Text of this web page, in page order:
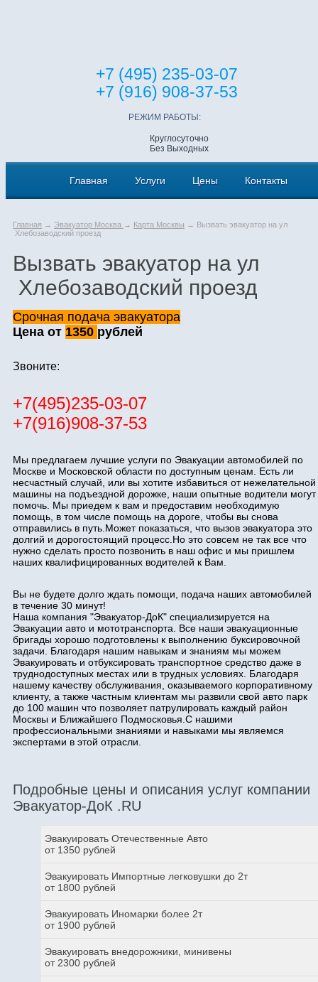
+7 (495) 235-03-07
+7 (916) 908-37-53
РЕЖИМ РАБОТЫ:
Круглосуточно
Без Выходных
Главная Услуги Цены Контакты
Главная → Эвакуатор Москва → Карта Москвы → Вызвать эвакуатор на ул
Хлебозаводский проезд
Вызвать эвакуатор на ул
Хлебозаводский проезд
Срочная подача эвакуатора
Цена от 1350 рублей
Звоните:
+7(495)235-03-07
+7(916)908-37-53
Мы предлагаем лучшие услуги по Эвакуации автомобилей по
Москве и Московской области по доступным ценам. Есть ли
несчастный случай, или вы хотите избавиться от нежелательной
машины на подъездной дорожке, наши опытные водители могут
помочь. Мы приедем к вам и предоставим необходимую
помощь, в том числе помощь на дороге, чтобы вы снова
отправились в путь.Может показаться, что вызов эвакуатора это
долгий и дорогостоящий процесс.Но это совсем не так все что
нужно сделать просто позвонить в наш офис и мы пришлем
наших квалифицированных водителей к Вам.
Вы не будете долго ждать помощи, подача наших автомобилей
в течение 30 минут!
Наша компания "Эвакуатор-ДоК" специализируется на
Эвакуации авто и мототранспорта. Все наши эвакуационные
бригады хорошо подготовлены к выполнению буксировочной
задачи. Благодаря нашим навыкам и знаниям мы можем
Эвакуировать и отбуксировать транспортное средство даже в
труднодоступных местах или в трудных условиях. Благодаря
нашему качеству обслуживания, оказываемого корпоративному
клиенту, а также частным клиентам мы развили свой авто парк
до 100 машин что позволяет патрулировать каждый район
Москвы и Ближайшего Подмосковья.С нашими
профессиональными знаниями и навыками мы являемся
экспертами в этой отрасли.
Подробные цены и описания услуг компании
Эвакуатор-ДоК .RU
Эвакуировать Отечественные Авто
от 1350 рублей
Эвакуировать Импортные легковушки до 2т
от 1800 рублей
Эвакуировать Иномарки более 2т
от 1900 рублей
Эвакуировать внедорожники, минивены
от 2300 рублей